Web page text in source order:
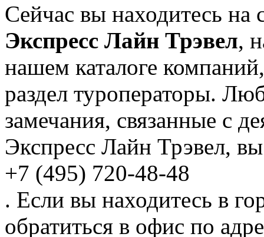
Сейчас вы находитесь на
Экспресс Лайн Трэвел,
нашем каталоге
раздел туроператоры.
замечания, связанные с
Экспресс Лайн Трэвел,
+7 (495) 720-48-48
. Если вы находитесь в
обратиться в офис по